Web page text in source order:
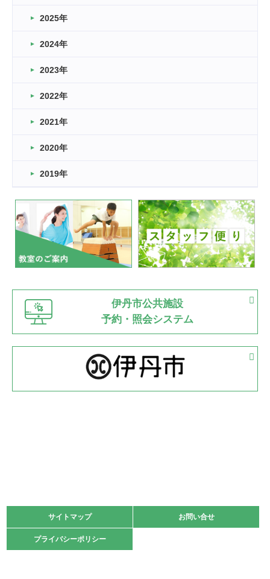
車いすバスケとRくんのお話
卒業・卒園の季節★
2026.03.11
緑ケ丘体育館
2022.11.03
緑ケ丘体育館
いたっぼーる大会☆彡
緑ケ丘体育館
2022.07.03
市内総合体育大会が開始
緑ケ丘体育館 猪名川運動広場
古池運動広場
2022.06.12
県知事杯争奪バレーボール大会が開催
緑ケ丘体育館
2022.05.05
体育協会長杯 バドミントン競技の部
2022.05.22
緑ケ丘体育館
2021.10.23
卓球選手権大会ラージボールの部開催☆
2025年
2024年
2023年
2022年
2021年
2020年
2019年
伊丹市公共施設
予約・照会システム
サイトマップ お問い合せ
プライバシーポリシー
サイトマップ お問い合せ
プライバシーポリシー